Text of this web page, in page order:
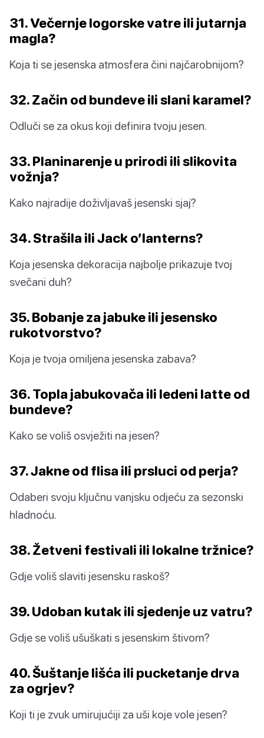
31. Večernje logorske vatre ili jutarnja
magla?
Koja ti se jesenska atmosfera čini najčarobnijom?
32. Začin od bundeve ili slani karamel?
Odluči se za okus koji definira tvoju jesen.
33. Planinarenje u prirodi ili slikovita
vožnja?
Kako najradije doživljavaš jesenski sjaj?
34. Strašila ili Jack o’lanterns?
Koja jesenska dekoracija najbolje prikazuje tvoj
svečani duh?
35. Bobanje za jabuke ili jesensko
rukotvorstvo?
Koja je tvoja omiljena jesenska zabava?
36. Topla jabukovača ili ledeni latte od
bundeve?
Kako se voliš osvježiti na jesen?
37. Jakne od flisa ili prsluci od perja?
Odaberi svoju ključnu vanjsku odjeću za sezonski
hladnoću.
38. Žetveni festivali ili lokalne tržnice?
Gdje voliš slaviti jesensku raskoš?
39. Udoban kutak ili sjedenje uz vatru?
Gdje se voliš ušuškati s jesenskim štivom?
40. Šuštanje lišća ili pucketanje drva
za ogrjev?
Koji ti je zvuk umirujućiji za uši koje vole jesen?